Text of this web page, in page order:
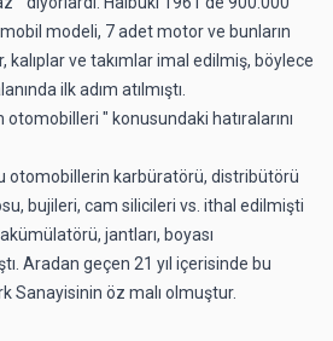
modeli, 7 adet motor ve bunların
kalıplar ve takımlar imal edilmiş, böylece
ilk adım atılmıştı.
otomobilleri " konusundaki hatıralarını
otomobillerin karbüratörü, distribütörü
bujileri, cam silicileri vs. ithal edilmişti
jantları, boyası
Aradan geçen 21 yıl içerisinde bu
Sanayisinin öz malı olmuştur.